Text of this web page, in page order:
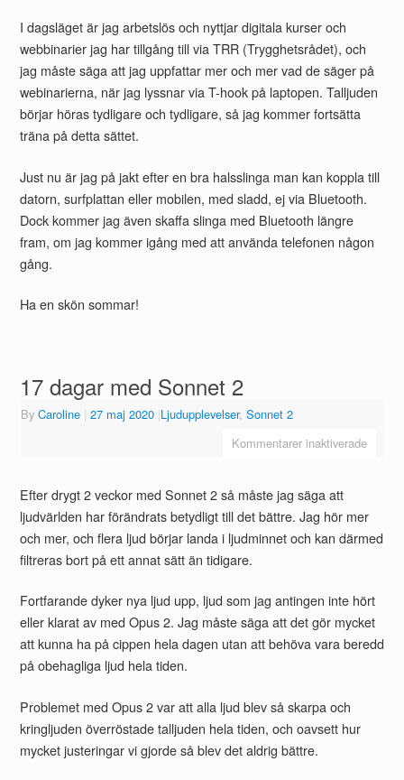
I dagsläget är jag arbetslös och nyttjar digitala kurser och
webbinarier jag har tillgång till via TRR (Trygghetsrådet), och
jag måste säga att jag uppfattar mer och mer vad de säger på
webinarierna, när jag lyssnar via T-hook på laptopen. Talljuden
börjar höras tydligare och tydligare, så jag kommer fortsätta
träna på detta sättet.
Just nu är jag på jakt efter en bra halsslinga man kan koppla till
datorn, surfplattan eller mobilen, med sladd, ej via Bluetooth.
Dock kommer jag även skaffa slinga med Bluetooth längre
fram, om jag kommer igång med att använda telefonen någon
gång.
Ha en skön sommar!
17 dagar med Sonnet 2
By Caroline | 27 maj 2020 |Ljudupplevelser, Sonnet 2
Kommentarer inaktiverade
Efter drygt 2 veckor med Sonnet 2 så måste jag säga att
ljudvärlden har förändrats betydligt till det bättre. Jag hör mer
och mer, och flera ljud börjar landa i ljudminnet och kan därmed
filtreras bort på ett annat sätt än tidigare.
Fortfarande dyker nya ljud upp, ljud som jag antingen inte hört
eller klarat av med Opus 2. Jag måste säga att det gör mycket
att kunna ha på cippen hela dagen utan att behöva vara beredd
på obehagliga ljud hela tiden.
Problemet med Opus 2 var att alla ljud blev så skarpa och
kringljuden överröstade talljuden hela tiden, och oavsett hur
mycket justeringar vi gjorde så blev det aldrig bättre.